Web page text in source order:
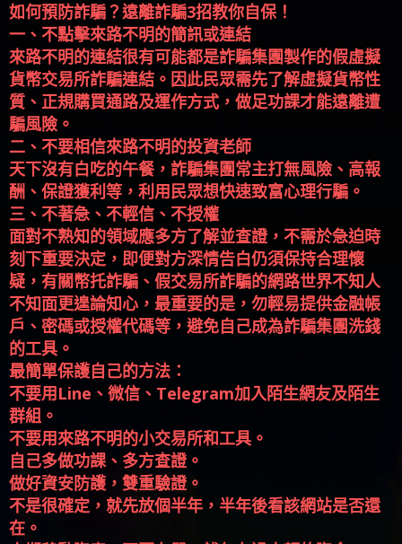
來路不明的連結很有可能都是詐騙集團製作的假虛擬
貨幣交易所詐騙連結。因此民眾需先了解虛擬貨幣性
質、正規購買通路及運作方式，做足功課才能遠離遭
騙風險。
二、不要相信來路不明的投資老師
天下沒有白吃的午餐，詐騙集團常主打無風險、高報
酬、保證獲利等，利用民眾想快速致富心理行騙。
三、不著急、不輕信、不授權
面對不熟知的領域應多方了解並查證，不需於急迫時
刻下重要決定，即便對方深情告白仍須保持合理懷
疑，有關幣托詐騙、假交易所詐騙的網路世界不知人
不知面更遑論知心，最重要的是，勿輕易提供金融帳
戶、密碼或授權代碼等，避免自己成為詐騙集團洗錢
的工具。
最簡單保護自己的方法：
不要用Line、微信、Telegram加入陌生網友及陌生
群組。
不要用來路不明的小交易所和工具。
自己多做功課、多方查證。
做好資安防護，雙重驗證。
不是很確定，就先放個半年，半年後看該網站是否還
在。
定期移動資產，不要在單一錢包有過大額的資金。
遇詐騙免費諮詢賴 zg369